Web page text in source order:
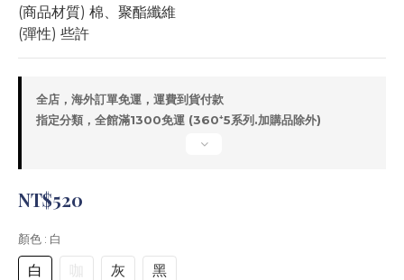
(商品材質) 棉、聚酯纖維
(彈性) 些許
全店，海外訂單免運，運費到貨付款
指定分類，全館滿1300免運 (360⁺5系列.加購品除外)
NT$520
顏色 : 白
白 咖 灰 黑